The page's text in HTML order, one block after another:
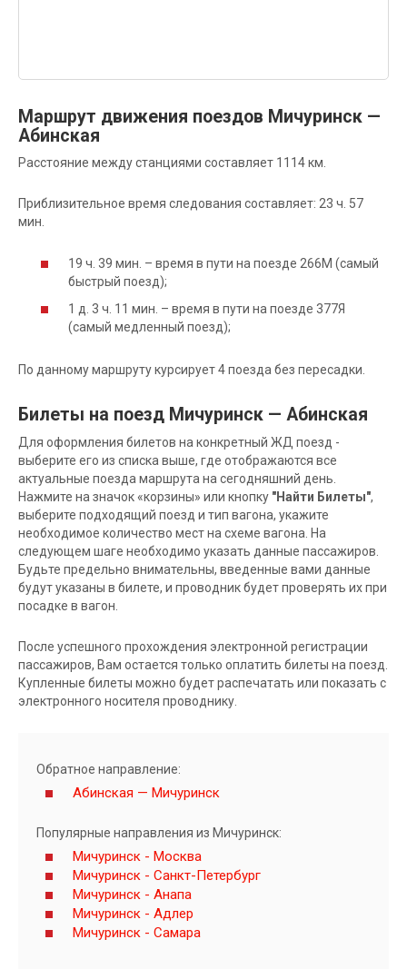
Маршрут движения поездов Мичуринск —
Абинская
Расстояние между станциями составляет 1114 км.
Приблизительное время следования составляет: 23 ч. 57
мин.
19 ч. 39 мин. – время в пути на поезде 266М (самый
быстрый поезд);
1 д. 3 ч. 11 мин. – время в пути на поезде 377Я
(самый медленный поезд);
По данному маршруту курсирует 4 поезда без пересадки.
Билеты на поезд Мичуринск — Абинская
Для оформления билетов на конкретный ЖД поезд -
выберите его из списка выше, где отображаются все
актуальные поезда маршрута на сегодняшний день.
Нажмите на значок «корзины» или кнопку "Найти Билеты",
выберите подходящий поезд и тип вагона, укажите
необходимое количество мест на схеме вагона. На
следующем шаге необходимо указать данные пассажиров.
Будьте предельно внимательны, введенные вами данные
будут указаны в билете, и проводник будет проверять их при
посадке в вагон.
После успешного прохождения электронной регистрации
пассажиров, Вам остается только оплатить билеты на поезд.
Купленные билеты можно будет распечатать или показать с
электронного носителя проводнику.
Обратное направление:
Абинская — Мичуринск
Популярные направления из Мичуринск:
Мичуринск - Москва
Мичуринск - Санкт-Петербург
Мичуринск - Анапа
Мичуринск - Адлер
Мичуринск - Самара